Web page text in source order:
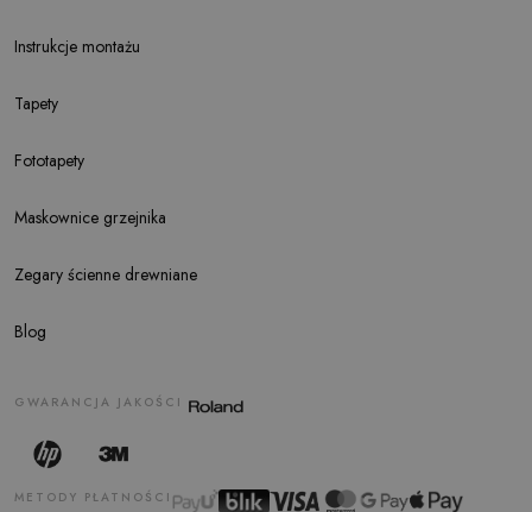
Instrukcje montażu
Tapety
Fototapety
Maskownice grzejnika
Zegary ścienne drewniane
Blog
GWARANCJA JAKOŚCI
METODY PŁATNOŚCI